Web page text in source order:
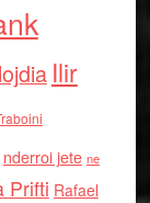
Ilir
nderroi jete ne
Prifti Rafael